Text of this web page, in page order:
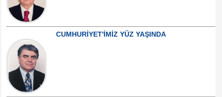
CUMHURİYET'İMİZ YÜZ YAŞINDA